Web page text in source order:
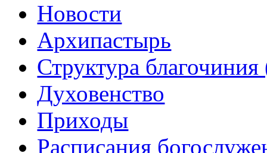
Новости
Архипастырь
Структура
Духовенство
Приходы
Расписания